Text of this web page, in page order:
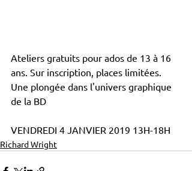
Ateliers gratuits pour ados de 13 à 16
ans. Sur inscription, places limitées.
Une plongée dans l'univers graphique
de la BD
VENDREDI 4 JANVIER 2019 13H-18H
Richard Wright